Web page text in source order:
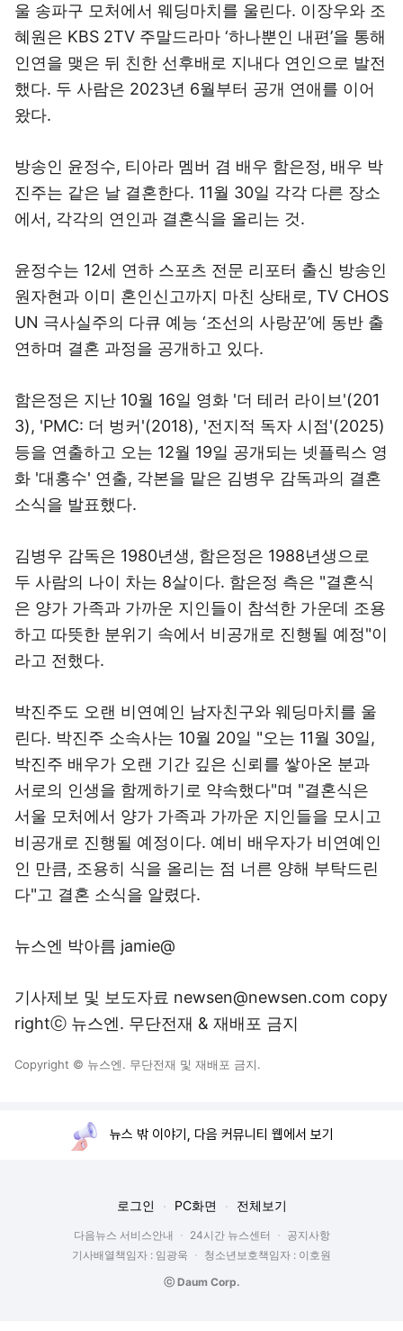
울 송파구 모처에서 웨딩마치를 울린다. 이장우와 조
혜원은 KBS 2TV 주말드라마 ‘하나뿐인 내편’을 통해
인연을 맺은 뒤 친한 선후배로 지내다 연인으로 발전
했다. 두 사람은 2023년 6월부터 공개 연애를 이어
왔다.
방송인 윤정수, 티아라 멤버 겸 배우 함은정, 배우 박
진주는 같은 날 결혼한다. 11월 30일 각각 다른 장소
에서, 각각의 연인과 결혼식을 올리는 것.
윤정수는 12세 연하 스포츠 전문 리포터 출신 방송인
원자현과 이미 혼인신고까지 마친 상태로, TV CHOS
UN 극사실주의 다큐 예능 ‘조선의 사랑꾼’에 동반 출
연하며 결혼 과정을 공개하고 있다.
함은정은 지난 10월 16일 영화 '더 테러 라이브'(201
3), 'PMC: 더 벙커'(2018), '전지적 독자 시점'(2025)
등을 연출하고 오는 12월 19일 공개되는 넷플릭스 영
화 '대홍수' 연출, 각본을 맡은 김병우 감독과의 결혼
소식을 발표했다.
김병우 감독은 1980년생, 함은정은 1988년생으로
두 사람의 나이 차는 8살이다. 함은정 측은 "결혼식
은 양가 가족과 가까운 지인들이 참석한 가운데 조용
하고 따뜻한 분위기 속에서 비공개로 진행될 예정"이
라고 전했다.
박진주도 오랜 비연예인 남자친구와 웨딩마치를 울
린다. 박진주 소속사는 10월 20일 "오는 11월 30일,
박진주 배우가 오랜 기간 깊은 신뢰를 쌓아온 분과
서로의 인생을 함께하기로 약속했다"며 "결혼식은
서울 모처에서 양가 가족과 가까운 지인들을 모시고
비공개로 진행될 예정이다. 예비 배우자가 비연예인
인 만큼, 조용히 식을 올리는 점 너른 양해 부탁드린
다"고 결혼 소식을 알렸다.
뉴스엔 박아름 jamie@
기사제보 및 보도자료 newsen@newsen.com copy
rightⓒ 뉴스엔. 무단전재 & 재배포 금지
Copyright © 뉴스엔. 무단전재 및 재배포 금지.
뉴스 밖 이야기, 다음 커뮤니티 웹에서 보기
로그인 PC화면 전체보기
다음뉴스 서비스안내 24시간 뉴스센터
공지사항
기사배열책임자 : 임광욱
청소년보호책임자 : 이호원
ⓒ Daum Corp.